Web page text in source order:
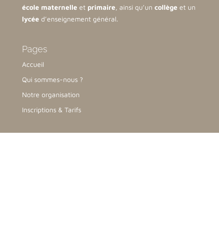
école maternelleet primaire, ainsi qu’un collègeet un
lycéed’enseignement général.
Pages
Accueil
Qui sommes-nous ?
Notre organisation
Inscriptions & Tarifs